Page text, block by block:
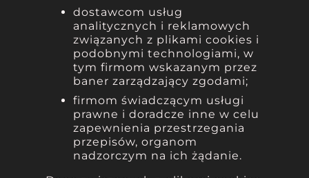
dostawcom usług
analitycznych i reklamowych
związanych z plikami cookies i
podobnymi technologiami, w
tym firmom wskazanym przez
baner zarządzający zgodami;
firmom świadczącym usługi
prawne i doradcze inne w celu
zapewnienia przestrzegania
przepisów, organom
nadzorczym na ich żądanie.